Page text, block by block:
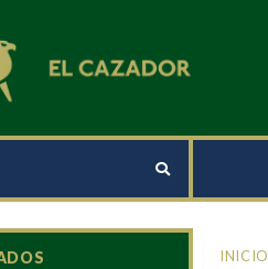
INICIO